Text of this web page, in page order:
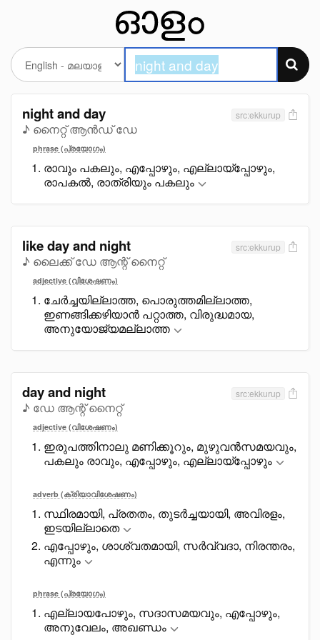
night and day
♪ നൈറ്റ് ആൻഡ് ഡേ
src:ekkurup
phrase (പ്രയോഗം)
രാവും പകലും, എപ്പോഴും, എല്ലായ്പ്പോഴും,
രാപകൽ, രാത്രിയും പകലും
like day and night
♪ ലൈക്ക് ഡേ ആന്റ് നൈറ്റ്
src:ekkurup
adjective (വിശേഷണം)
ചേർച്ചയില്ലാത്ത, പൊരുത്തമില്ലാത്ത,
ഇണങ്ങിക്കഴിയാൻ പറ്റാത്ത, വിരുദ്ധമായ,
അനുയോജ്യമല്ലാത്ത
day and night
♪ ഡേ ആന്റ് നൈറ്റ്
src:ekkurup
adjective (വിശേഷണം)
ഇരുപത്തിനാലു മണിക്കൂറും, മുഴുവൻസമയവും,
പകലും രാവും, എപ്പോഴും, എല്ലായ്പ്പോഴും
adverb (ക്രിയാവിശേഷണം)
സ്ഥിരമായി, പ്രതതം, തുടർച്ചയായി, അവിരളം,
ഇടയില്ലാതെ
എപ്പോഴും, ശാശ്വതമായി, സർവ്വദാ, നിരന്തരം,
എന്നും
phrase (പ്രയോഗം)
എല്ലായപോഴും, സദാസമയവും, എപ്പോഴും,
അനുവേലം, അഖണ്ഡം